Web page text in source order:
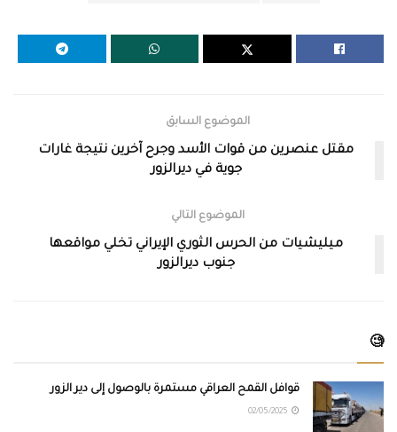
الموضوع السابق
مقتل عنصرين من قوات الأسد وجرح آخرين نتيجة غارات
جوية في ديرالزور
الموضوع التالي
ميليشيات من الحرس الثوري الإيراني تخلي مواقعها
جنوب ديرالزور
🧐
قوافل القمح العراقي مستمرة بالوصول إلى دير الزور